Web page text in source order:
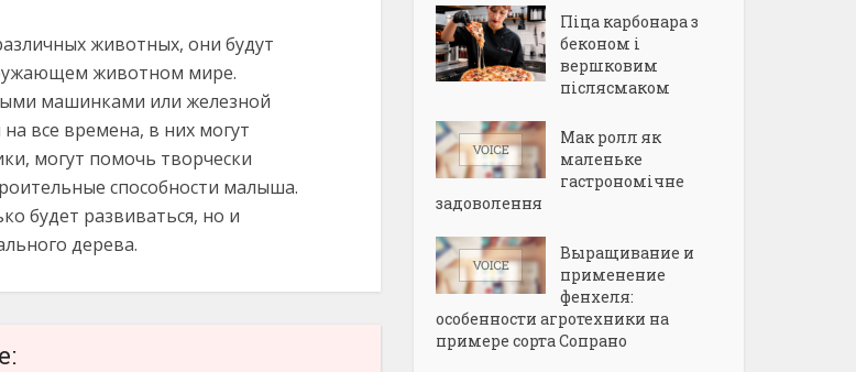
животных, они будут
животном мире.
машинками или железной
все времена, в них могут
могут помочь творчески
способности малыша.
будет развиваться, но и
дерева.
Піца карбонара з
беконом і
вершковим
післясмаком
Мак ролл як
маленьке
гастрономічне
задоволення
Выращивание и
применение
фенхеля:
особенности агротехники на
примере сорта Сопрано